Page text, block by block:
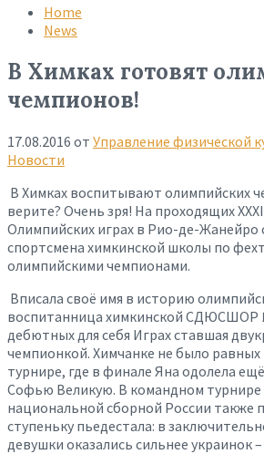
search
Home
News
В Химках готовят
чемпионов!
17.08.2016 от Управление физической
Новости
В Химках воспитывают олимпийских
верите? Очень зря! На проходящих
Олимпийских играх в Рио-де-Жанейро
спортсмена химкинской школы по
олимпийскими чемпионами.
Вписала своё имя в историю
воспитанница химкинской СДЮСШОР
дебютных для себя Играх ставшая
чемпионкой. Химчанке не было
турнире, где в финале Яна одолела
Софью Великую. В командном турнире
национальной сборной России также
ступеньку пьедестала: в
девушки оказались сильнее украинок –